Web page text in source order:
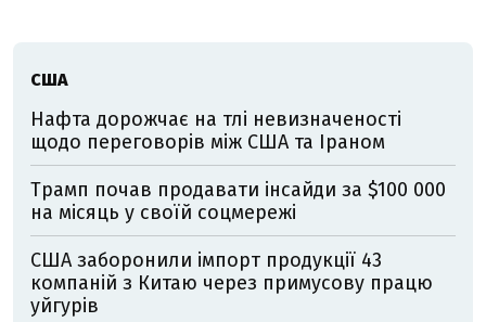
США
Нафта дорожчає на тлі невизначеності
щодо переговорів між США та Іраном
Трамп почав продавати інсайди за $100 000
на місяць у своїй соцмережі
США заборонили імпорт продукції 43
компаній з Китаю через примусову працю
уйгурів